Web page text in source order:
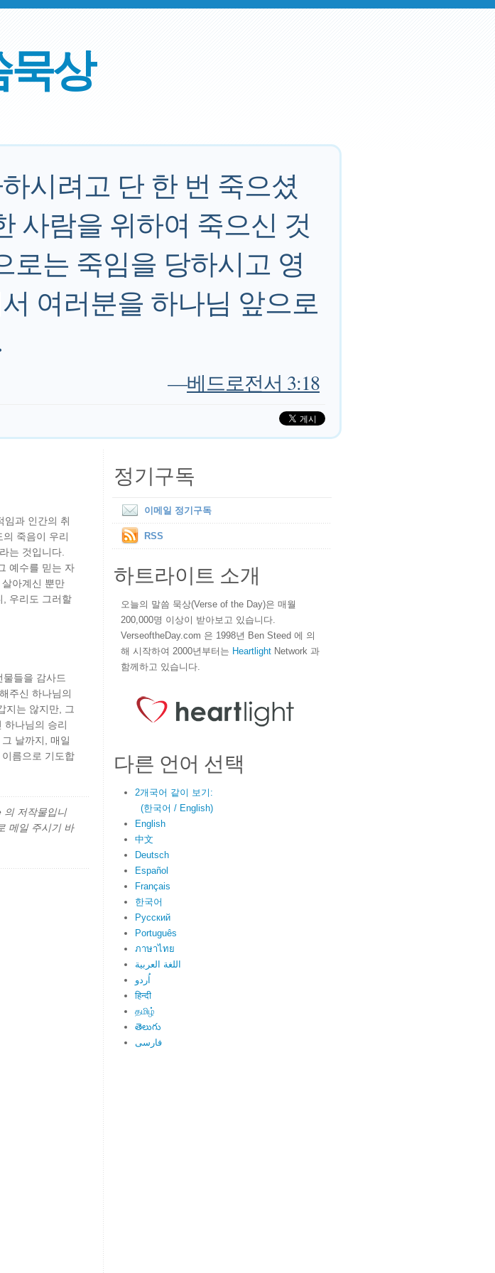
상
시려고 단 한 번 죽으셨
사람을 위하여 죽으신 것
로는 죽임을 당하시고 영
여러분을 하나님 앞으로
—베드로전서 3:18
임과 인간의 취
죽음이 우리
는 것입니다.
예수를 믿는 자
아계신 뿐만
, 우리도 그러할
들을 감사드
주신 하나님의
지는 않지만, 그
하나님의 승리
날까지, 매일
름으로 기도합
의 저작물입니
메일 주시기 바
정기구독
이메일 정기구독
RSS
하트라이트 소개
오늘의 말씀 묵상(Verse of the Day)은 매월
200,000명 이상이 받아보고 있습니다.
VerseoftheDay.com 은 1998년 Ben Steed 에 의
해 시작하여 2000년부터는 Heartlight Network 과
함께하고 있습니다.
다른 언어 선택
2개국어 같이 보기:
(한국어 / English)
English
中文
Deutsch
Español
Français
한국어
Русский
Português
ภาษาไทย
اللغة العربية
اُردو
हिन्दी
தமிழ்
తెలుగు
فارسی